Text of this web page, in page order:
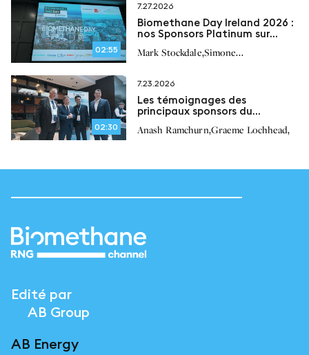
02:55
7.27.2026
Biomethane Day Ireland 2026 :
nos Sponsors Platinum sur
Irlande
Mark Stockdale,Simone
02:30
7.23.2026
Les témoignages des
principaux sponsors du
Anash Ramchurn,Graeme Lochhead,
Edité par
AB Group
AB Energy